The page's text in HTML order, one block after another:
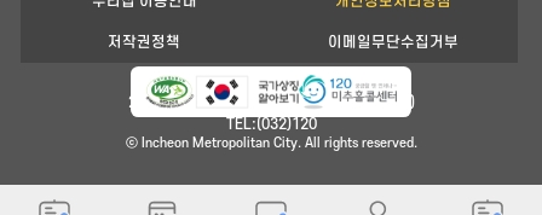
저작권정책 이메일무단수집거부
21554 인천광역시 남동구 정각로 29(구월동)
TEL:(032)120
ⓒ Incheon Metropolitan City. All rights reserved.